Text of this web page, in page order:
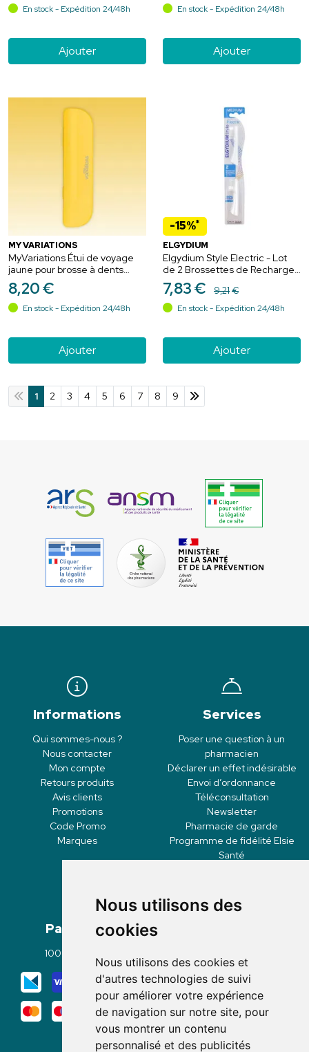
Nous utilisons des
cookies
Nous utilisons des cookies et
d'autres technologies de suivi
pour améliorer votre expérience
de navigation sur notre site, pour
vous montrer un contenu
personnalisé et des publicités
En stock - Expédition 24/48h
Ajouter
En stock - Expédition 24/48h
Ajouter
MY VARIATIONS
MyVariations Étui de voyage
jaune pour brosse à dents
électrique sonique -
Protection rigide, compacte et
hygiénique
8,20€
En stock - Expédition 24/48h
Ajouter
-15%*
ELGYDIUM
Elgydium Style Electric - Lot
de 2 Brossettes de Recharges
- Medium
7,83€ 9,21€
En stock - Expédition 24/48h
Ajouter
1 2 3 4 5 6 7 8 9
Informations
Qui sommes-nous ?
Nous contacter
Mon compte
Retours produits
Avis clients
Promotions
Code Promo
Marques
Services
Poser une question à un
pharmacien
Déclarer un effet indésirable
Envoi d’ordonnance
Téléconsultation
Newsletter
Pharmacie de garde
Programme de fidélité Elsie
Santé
Paiement
100% sécurisé
Mode de livraison